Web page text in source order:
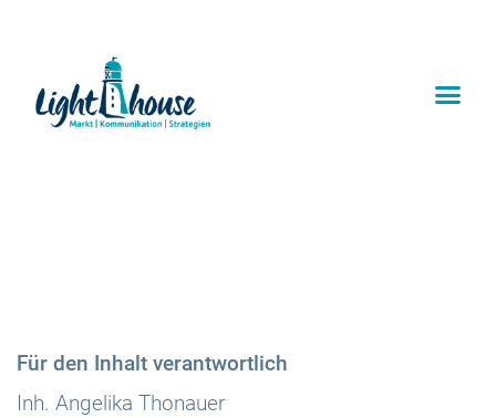
Für den Inhalt verantwortlich
Inh. Angelika Thonauer